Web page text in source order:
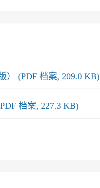
） (PDF 档案, 209.0 KB)
档案, 227.3 KB)